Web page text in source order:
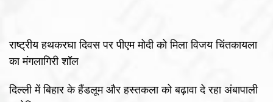
राष्ट्रीय हथकरघा दिवस पर पीएम मोदी को मिला विजय चिंतकायला
का मंगलागिरी शॉल
दिल्ली में बिहार के हैंडलूम और हस्तकला को बढ़ावा दे रहा अंबापाली